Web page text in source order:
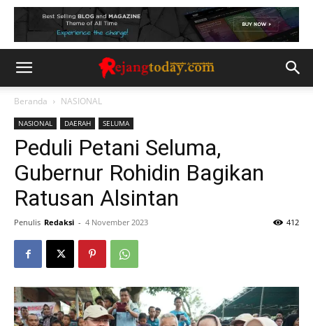
Beranda NASIONAL
NASIONAL DAERAH SELUMA
Peduli Petani Seluma,
Gubernur Rohidin Bagikan
Ratusan Alsintan
Penulis Redaksi - 4 November 2023 412